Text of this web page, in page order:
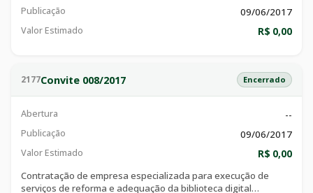
Publicação 09/06/2017
Valor Estimado R$ 0,00
2177Convite 008/2017 Encerrado
Abertura --
Publicação 09/06/2017
Valor Estimado
R$ 0,00
Contratação de empresa especializada para execução de
serviços de reforma e adequação da biblioteca digital